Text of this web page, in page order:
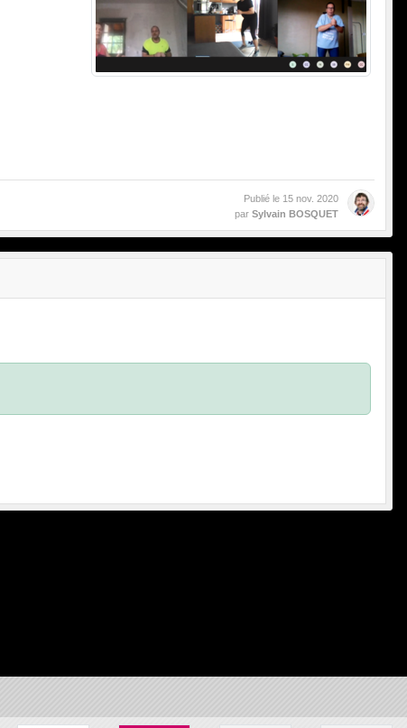
Publié le 15 nov. 2020
par Sylvain BOSQUET